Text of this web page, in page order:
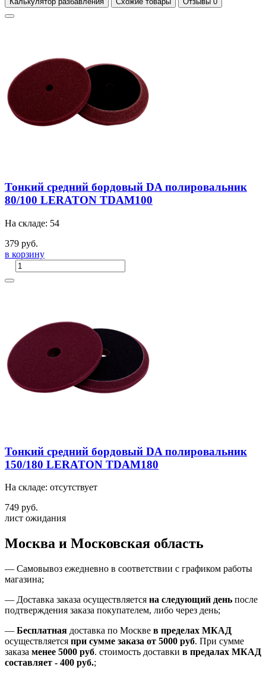
Тонкий средний бордовый DA полировальник
80/100 LERATON TDAM100
На складе: 54
379 руб.
в корзину
Тонкий средний бордовый DA полировальник
150/180 LERATON TDAM180
На складе: отсутствует
749 руб.
лист ожидания
Москва и Московская область
— Самовывоз ежедневно в соответствии с графиком работы
магазина;
— Доставка заказа осуществляется на следующий день после
подтверждения заказа покупателем, либо через день;
— Бесплатная доставка по Москве в пределах МКАД
осуществляется при сумме заказа от 5000 руб. При сумме
заказа менее 5000 руб. стоимость доставки в предалах МКАД
составляет - 400 руб.;